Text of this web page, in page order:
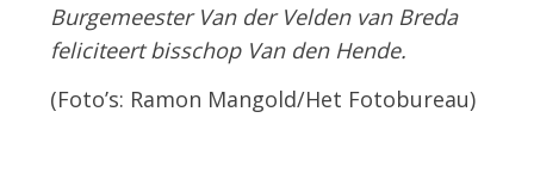
Burgemeester Van der Velden van Breda
feliciteert bisschop Van den Hende.
(Foto’s: Ramon Mangold/Het Fotobureau)